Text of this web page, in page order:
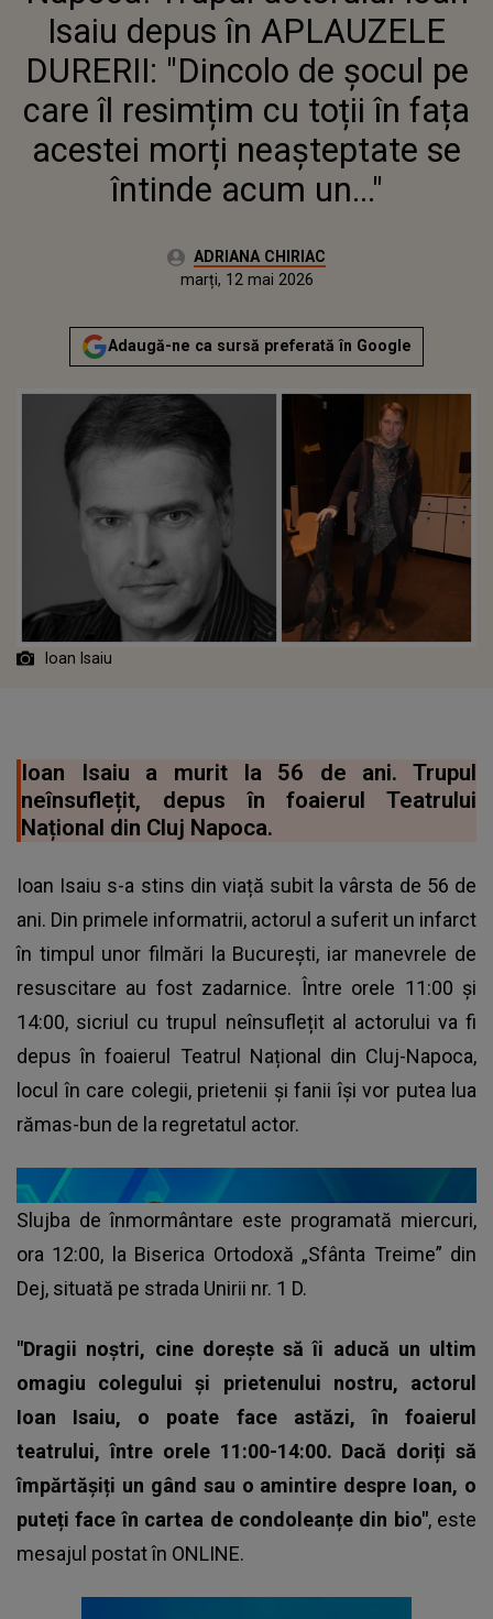
FAȚA ACESTEI MORȚI
NEAȘTEPTATE SE ÎNTINDE ACUM
UN..."
Isaiu depus în APLAUZELE
DURERII: "Dincolo de șocul pe
care îl resimțim cu toții în fața
acestei morți neașteptate se
întinde acum un..."
Autor:ADRIANA CHIRIAC
Actualizat:
marți, 12 mai 2026
Adaugă-ne ca sursă preferată în Google
Ioan Isaiu
Ioan Isaiu a murit la 56 de ani. Trupul
neînsuflețit, depus în foaierul Teatrului
Național din Cluj Napoca.
Ioan Isaiu s-a stins din viață subit la vârsta de 56 de
ani. Din primele informatrii, actorul a suferit un infarct
în timpul unor filmări la București, iar manevrele de
resuscitare au fost zadarnice. Între orele 11:00 și
14:00, sicriul cu trupul neînsuflețit al actorului va fi
depus în foaierul Teatrul Național din Cluj-Napoca,
locul în care colegii, prietenii și fanii își vor putea lua
rămas-bun de la regretatul actor.
Slujba de înmormântare este programată miercuri,
ora 12:00, la Biserica Ortodoxă „Sfânta Treime” din
Dej, situată pe strada Unirii nr. 1 D.
"Dragii noștri, cine dorește să îi aducă un ultim
omagiu colegului și prietenului nostru, actorul
Ioan Isaiu, o poate face astăzi, în foaierul
teatrului, între orele 11:00-14:00. Dacă doriți să
împărtășiți un gând sau o amintire despre Ioan, o
puteți face în cartea de condoleanțe din bio", este
mesajul postat în ONLINE.